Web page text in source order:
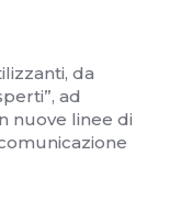
da
ad
nuove linee di